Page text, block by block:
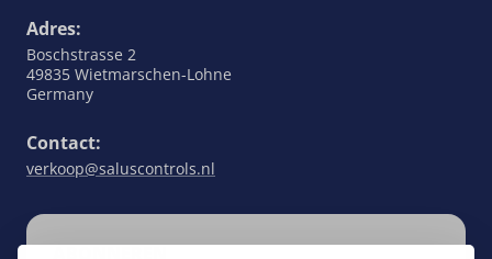
Adres:
Boschstrasse 2
49835 Wietmarschen-Lohne
Germany
Contact:
verkoop@saluscontrols.nl